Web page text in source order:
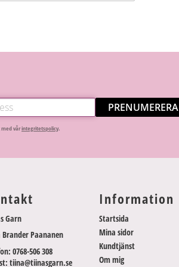
PRENUMERERA
med vårintegritetspolicy.
Garn
Brander Paananen
0768-506 308
tiina@tiinasgarn.se
Information
Startsida
Mina sidor
Kundtjänst
Om mig